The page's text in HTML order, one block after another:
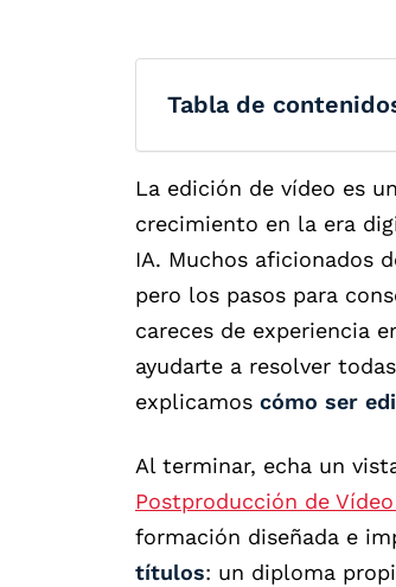
Tabla de
La edición de vídeo es
crecimiento en la era
IA. Muchos aficionados
pero los pasos para
careces de experiencia
ayudarte a resolver
explicamos cómo ser
Al terminar, echa un
Postproducción de
formación diseñada e
títulos: un diploma